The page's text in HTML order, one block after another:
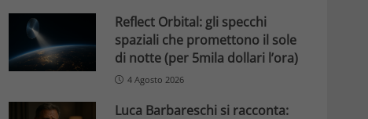
Reflect Orbital: gli specchi
spaziali che promettono il sole
di notte (per 5mila dollari l’ora)
4 Agosto 2026
Luca Barbareschi si racconta: